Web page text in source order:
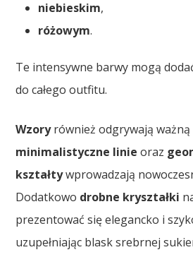
niebieskim,
różowym.
Te intensywne barwy mogą
do całego outfitu.
Wzoryrównież odgrywają ważną
minimalistyczne linie oraz
kształtywprowadzają
Dodatkowo drobne kryształki
prezentować się elegancko i
uzupełniając blask srebrnej